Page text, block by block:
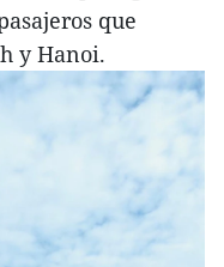
que
y Hanoi.